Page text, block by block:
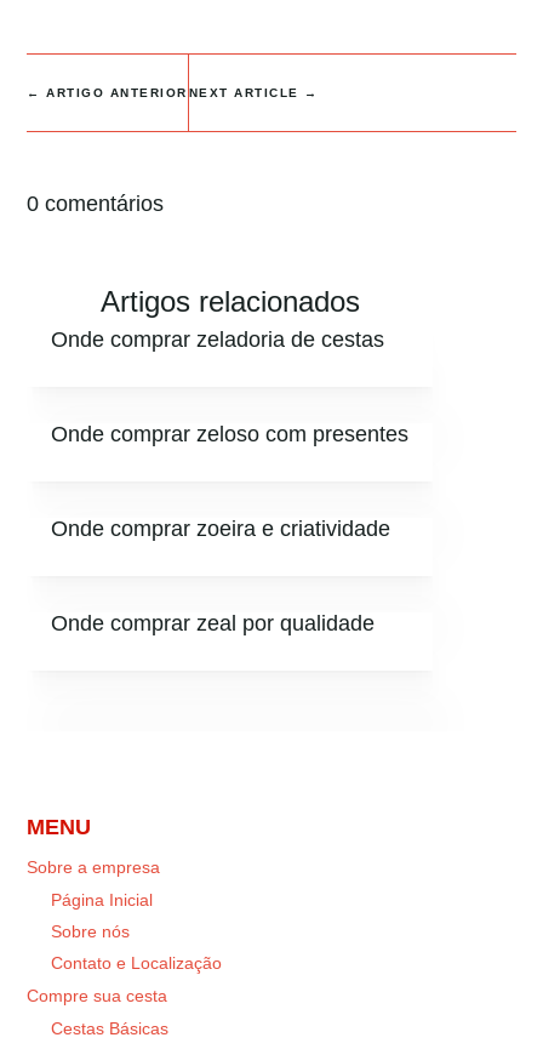
←ARTIGO ANTERIOR NEXT ARTICLE →
0 comentários
Artigos relacionados
Onde comprar zeladoria de cestas
Onde comprar zeloso com presentes
Onde comprar zoeira e criatividade
Onde comprar zeal por qualidade
MENU
Sobre a empresa
Página Inicial
Sobre nós
Contato e Localização
Compre sua cesta
Cestas Básicas